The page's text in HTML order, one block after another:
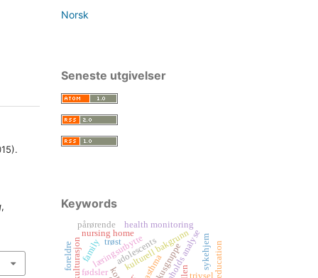
,
Norsk
Seneste utgivelser
Keywords
fødsler kulturell bakgrunn
akkulturasjon fokusgruppe
læringsutbytte
nursing home
trivsel
sykehjem
health monitoring
asthma
family
foreldre adolescents
trøst
pårørende